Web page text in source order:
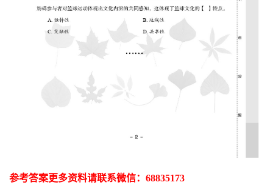
参考答案更多资料请联系微信： 68835173